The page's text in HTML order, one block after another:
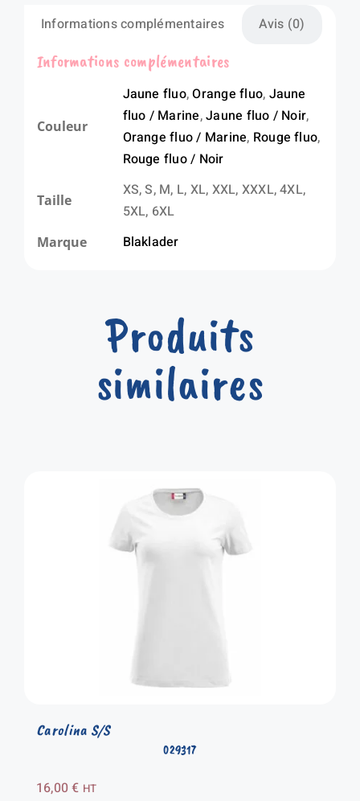
Informations complémentaires Avis (0)
Informations complémentaires
Couleur
Jaune fluo,Orange fluo, Jaune
fluo / Marine,Jaune fluo / Noir,
Orange fluo / Marine, Rouge fluo,
Rouge fluo / Noir
Taille
XS, S, M, L, XL, XXL, XXXL, 4XL,
5XL, 6XL
Marque Blaklader
Produits
similaires
029317
Carolina S/S
16,00€ HT